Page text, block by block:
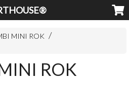
MINI ROK
ROK